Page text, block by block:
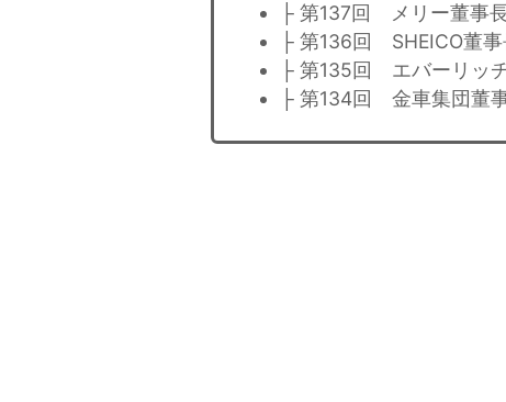
├ 第137回 メリー董事
├ 第136回 SHEICO董
├ 第135回 エバーリッ
├ 第134回 金車集団董